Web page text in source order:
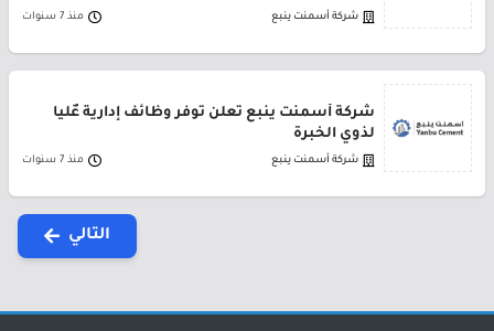
شركة أسمنت ينبع منذ 7 سنوات
شركة أسمنت ينبع تعلن توفر وظائف إدارية عٌليا
لذوي الخبرة
شركة أسمنت ينبع منذ 7 سنوات
التالي